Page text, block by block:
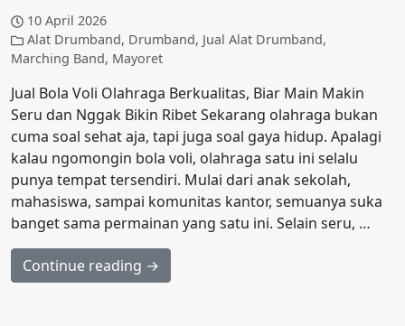
10 April 2026
Alat Drumband, Drumband, Jual Alat Drumband,
Marching Band, Mayoret
Jual Bola Voli Olahraga Berkualitas, Biar Main Makin
Seru dan Nggak Bikin Ribet Sekarang olahraga bukan
cuma soal sehat aja, tapi juga soal gaya hidup. Apalagi
kalau ngomongin bola voli, olahraga satu ini selalu
punya tempat tersendiri. Mulai dari anak sekolah,
mahasiswa, sampai komunitas kantor, semuanya suka
banget sama permainan yang satu ini. Selain seru, …
Continue reading →